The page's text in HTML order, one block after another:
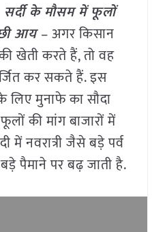
सर्दी के मौसम में फूलों
आय– अगर किसान
खेती करते हैं, तो वह
कर सकते हैं. इस
लिए मुनाफे का सौदा
की मांग बाजारों में
में नवरात्री जैसे बड़े पर्व
पैमाने पर बढ़ जाती है.